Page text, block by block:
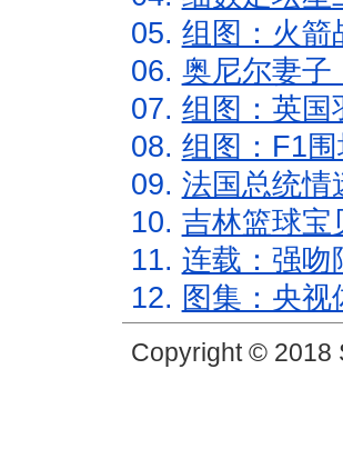
05. 组图：火箭
06. 奥尼尔妻子
07. 组图：英国
08. 组图：F1
09. 法国总统情
10. 吉林篮球宝
11. 连载：强吻
12. 图集：央
Copyright © 2018